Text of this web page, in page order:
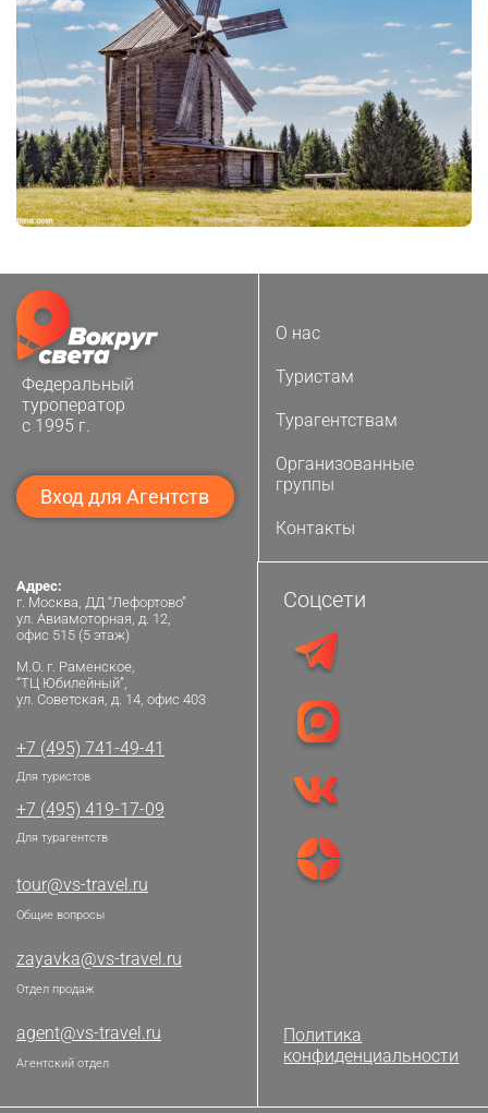
Федеральный
туроператор
с 1995 г.
Вход для Агентств
О нас
Туристам
Турагентствам
Организованные
группы
Контакты
Адрес:
г. Москва, ДД “Лефортово”
ул. Авиамоторная, д. 12,
офис 515 (5 этаж)
М.О. г. Раменское,
“ТЦ Юбилейный”,
ул. Советская, д. 14, офис 403
+7 (495) 741-49-41
Для туристов
+7 (495) 419-17-09
Для турагентств
tour@vs-travel.ru
Общие вопросы
zayavka@vs-travel.ru
Отдел продаж
agent@vs-travel.ru
Агентский отдел
Соцсети
Политика
конфиденциальности